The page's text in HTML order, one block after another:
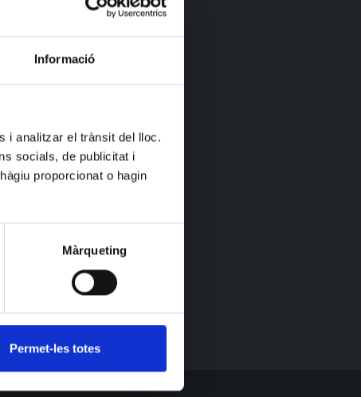
Informació
i analitzar el trànsit del lloc.
socials, de publicitat i
proporcionat o hagin
Màrqueting
Permet-les totes